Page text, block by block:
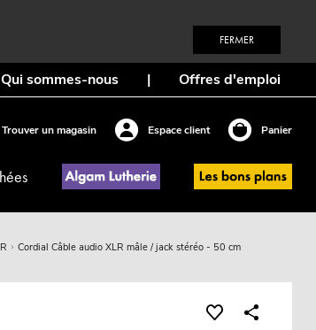
FERMER
Qui sommes-nous | Offres d'emploi
Trouver un magasin Espace client Panier
Cordial Câble audio XLR mâle / jack stéréo - 50 cm